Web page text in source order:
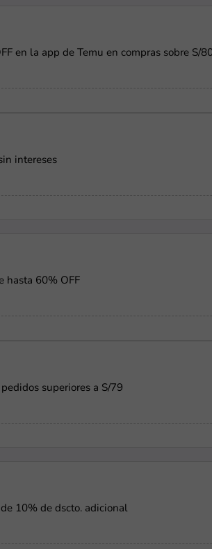
en la app de Temu en compras sobre S/
intereses
hasta 60% OFF
superiores a S/79
10% de dscto. adicional